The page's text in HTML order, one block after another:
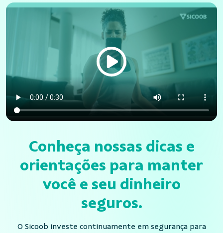
Conheça nossas dicas e
orientações para manter
você e seu dinheiro
seguros.
O Sicoob investe continuamente em segurança para